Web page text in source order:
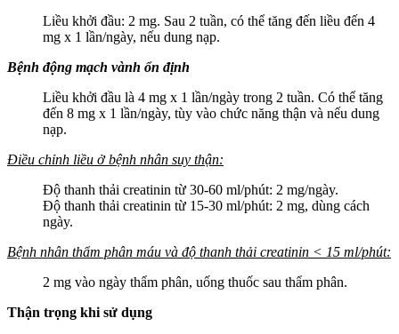
Liều khởi đầu: 2 mg. Sau 2 tuần, có thể tăng đến liều đến 4
mg x 1 lần/ngày, nếu dung nạp.
Bệnh động mạch vành ổn định
Liều khởi đầu là 4 mg x 1 lần/ngày trong 2 tuần. Có thể tăng
đến 8 mg x 1 lần/ngày, tùy vào chức năng thận và nếu dung
nạp.
Điều chỉnh liều ở bệnh nhân suy thận:
Độ thanh thải creatinin từ 30-60 ml/phút: 2 mg/ngày.
Độ thanh thải creatinin từ 15-30 ml/phút: 2 mg, dùng cách
ngày.
Bệnh nhân thẩm phân máu và độ thanh thải creatinin < 15 ml/phút:
2 mg vào ngày thẩm phân, uống thuốc sau thẩm phân.
Thận trọng khi sử dụng